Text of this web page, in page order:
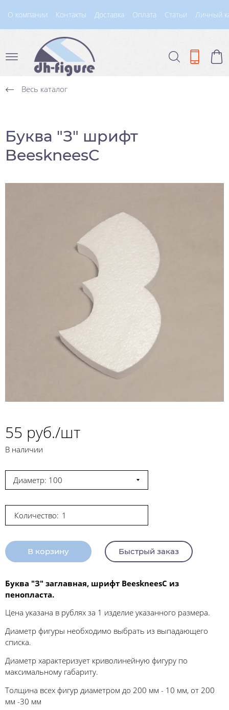
О компании Контакты Доставка Оплата Статьи Личный
Весь каталог
Буква "З" шрифт
BeeskneesC
55 руб./шт
В наличии
Диаметр: 100
Количество:
В корзину Быстрый заказ
Буква "З" заглавная, шрифт BeeskneesC из
пенопласта.
Цена указана в рублях за 1 изделие указанного размера.
Диаметр фигуры необходимо выбрать из выпадающего
списка.
Диаметр характеризует криволинейную фигуру по
максимальному габариту.
Толщина всех фигур диаметром до 200 мм - 10 мм, от 200
мм -30 мм